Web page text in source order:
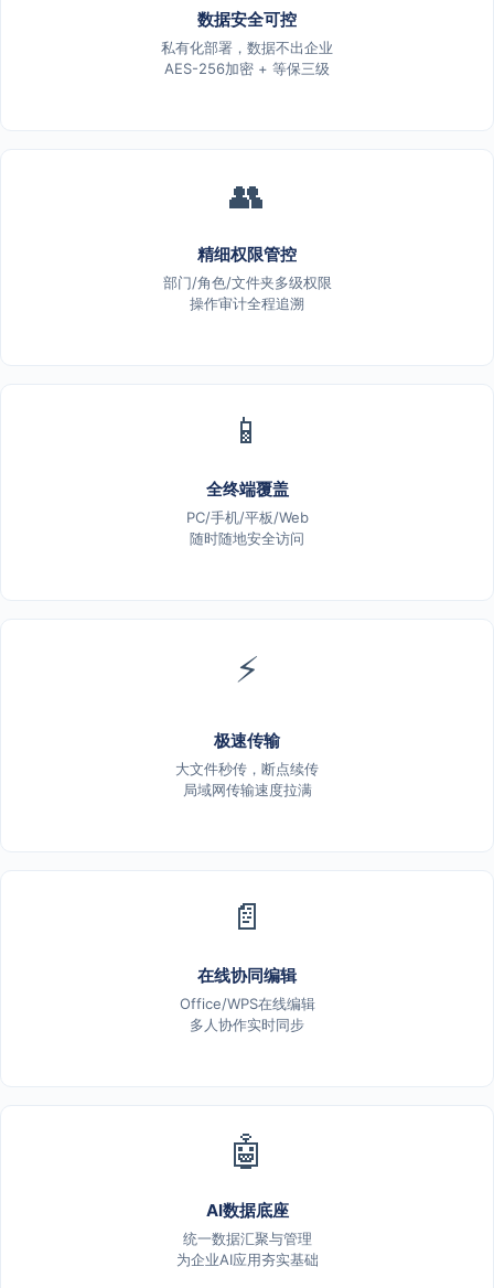
数据安全可控
私有化部署，数据不出企业
AES-256加密 + 等保三级
👥
精细权限管控
部门/角色/文件夹多级权限
操作审计全程追溯
📱
全终端覆盖
PC/手机/平板/Web
随时随地安全访问
⚡
极速传输
大文件秒传，断点续传
局域网传输速度拉满
📄
在线协同编辑
Office/WPS在线编辑
多人协作实时同步
🤖
AI数据底座
统一数据汇聚与管理
为企业AI应用夯实基础